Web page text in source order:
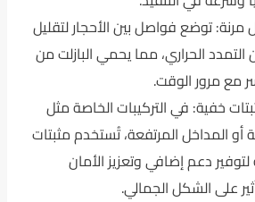
توضع فواصل بين الأحجار لتقليل
التمدد الحراري، مما يحمي البازلت من
مع مرور الوقت.
خفية: في التركيبات الخاصة مثل
أو المداخل المرتفعة، تُستخدم مثبتات
لتوفير دعم إضافي وتعزيز الأمان
على الشكل الجمالي.